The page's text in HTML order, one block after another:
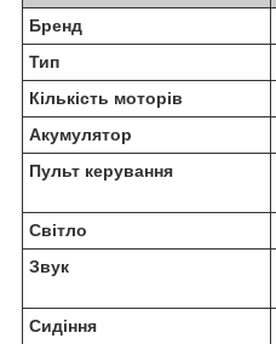
Бренд
Тип
Кількість моторів
Акумулятор
Пульт керування
Світло
Звук
Сидіння